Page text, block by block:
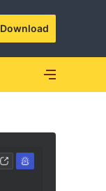
Download